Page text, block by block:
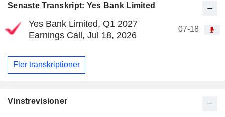
Senaste Transkript: Yes Bank Limited
Yes Bank Limited, Q1 2027
Earnings Call, Jul 18, 2026
07-18
Fler transkriptioner
Vinstrevisioner